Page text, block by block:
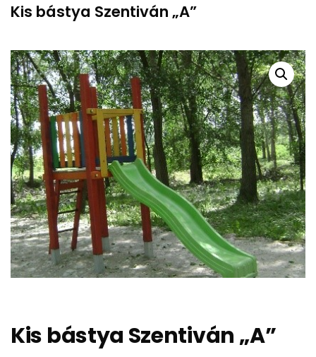
Kis bástya Szentiván „A”
Kis bástya Szentiván „A”